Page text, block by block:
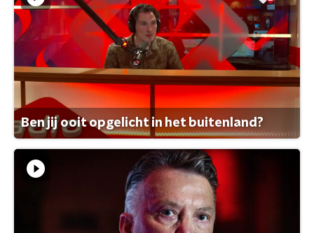
Ben jij ooit opgelicht in het buitenland?